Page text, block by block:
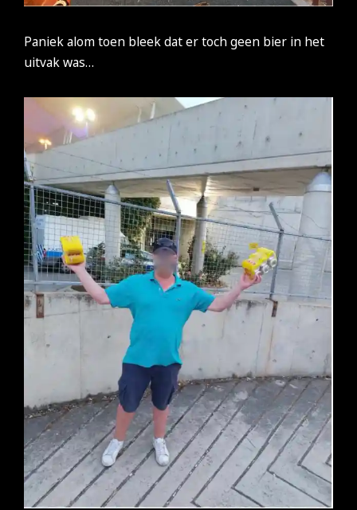
Paniek alom toen bleek dat er toch geen bier in het
uitvak was…